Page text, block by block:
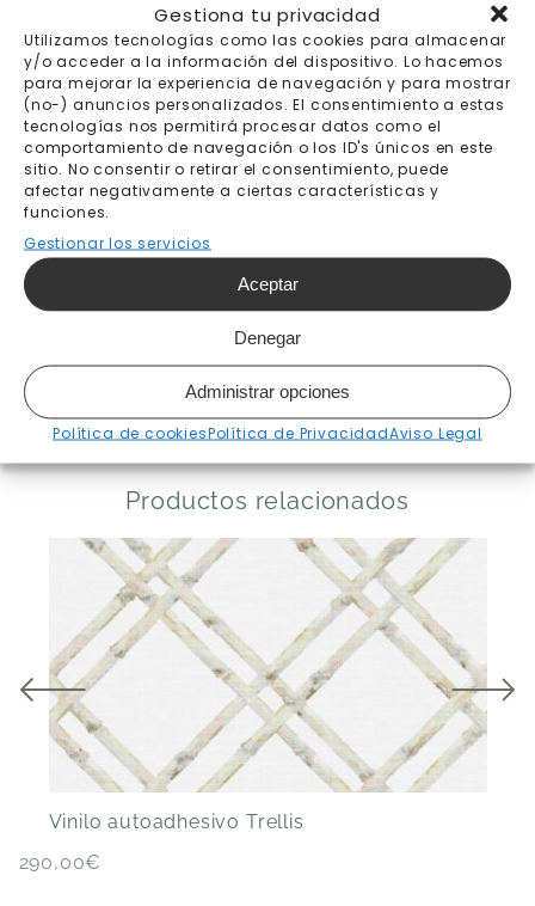
Gestiona tu privacidad
Utilizamos tecnologías como las cookies para almacenar
y/o acceder a la información del dispositivo. Lo hacemos
para mejorar la experiencia de navegación y para mostrar
(no-) anuncios personalizados. El consentimiento a estas
tecnologías nos permitirá procesar datos como el
comportamiento de navegación o los ID's únicos en este
sitio. No consentir o retirar el consentimiento, puede
afectar negativamente a ciertas características y
funciones.
Gestionar los servicios
Aceptar
Denegar
Administrar opciones
Política de cookiesPolítica de PrivacidadAviso Legal
Envío gratis a partir de
200€
Pago seguro
Fabricación bajo pedido 7-
10 días laborables
Envíos y devoluciones
[klaviyo-reviews-all]
Productos relacionados
Vinilo autoadhesivo Trellis
290,00€